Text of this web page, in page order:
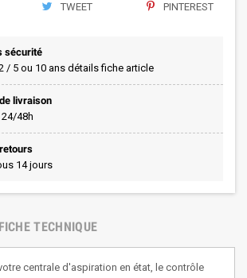
TWEET PINTEREST
sécurité
/ 5 ou 10 ans détails fiche article
livraison
48h
14 jours
FICHE TECHNIQUE
centrale d'aspiration en état, le contrôle